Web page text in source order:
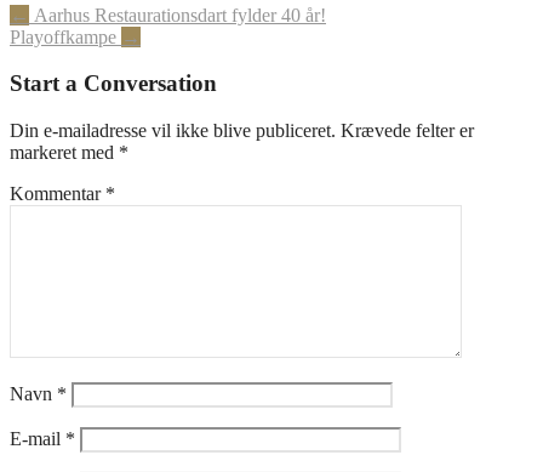
Post
navigation
← Aarhus Restaurationsdart fylder 40 år!
Playoffkampe →
Start a Conversation
Din e-mailadresse vil ikke blive publiceret. Krævede felter er
markeret med *
Kommentar *
Navn *
E-mail *